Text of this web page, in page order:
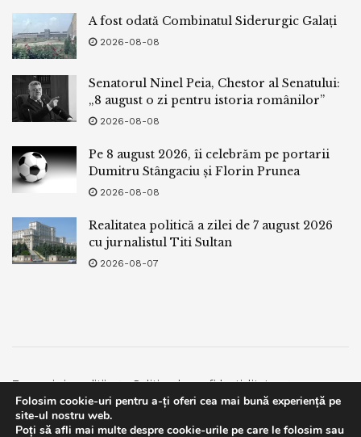
A fost odată Combinatul Siderurgic Galați
2026-08-08
Senatorul Ninel Peia, Chestor al Senatului:
„8 august o zi pentru istoria românilor”
2026-08-08
Pe 8 august 2026, îi celebrăm pe portarii
Dumitru Stângaciu și Florin Prunea
2026-08-08
Realitatea politică a zilei de 7 august 2026
cu jurnalistul Titi Sultan
2026-08-07
Termeni si conditii
Politica de confidentialitate
Facebook
Contact
© 2019bpnews- Business & Politics Newsbpnews.
Folosim cookie-uri pentru a-ți oferi cea mai bună experiență pe
site-ul nostru web.
Poți să afli mai multe despre cookie-urile pe care le folosim sau